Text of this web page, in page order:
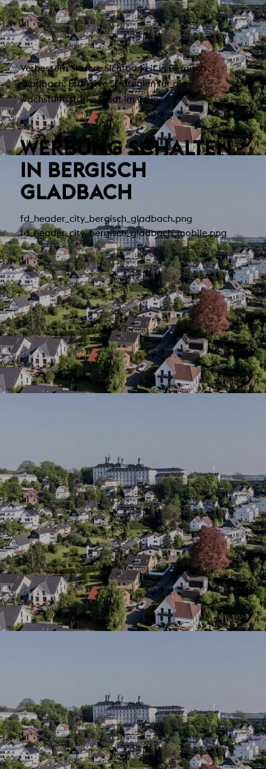
Verbessern Sie Ihre Sichtbarkeit in Bergisch
Gladbach: Effektive Strategien für die
wachstumsstarke Stadt im Grünen.
WERBUNG SCHALTEN
IN BERGISCH
GLADBACH
fd_header_city_bergisch_gladbach.png
fd_header_city_bergisch_gladbach_mobile.png